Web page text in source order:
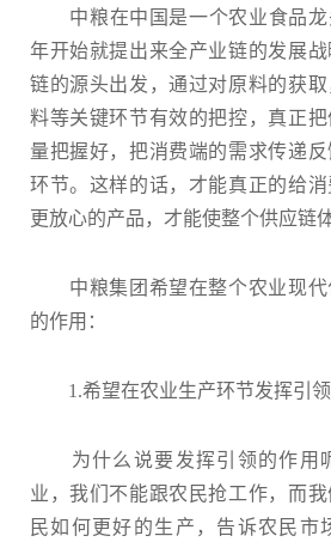
中粮在中国是一个农业食品龙
年开始就提出来全产业链的发展
链的源头出发，通过对原料的获
料等关键环节有效的把控，真正
量把握好，把消费端的需求传递
环节。这样的话，才能真正的给
更放心的产品，才能使整个供应链
中粮集团希望在整个农业现代
的作用：
1.希望在农业生产环节发挥引领
为什么说要发挥引领的作用
业，我们不能跟农民抢工作，而
民如何更好的生产，告诉农民市